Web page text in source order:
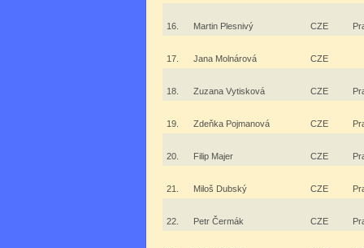
16. Martin Plesnivý CZE
17. Jana Molnárová CZE
18. Zuzana Vytisková CZE
19. Zdeňka Pojmanová CZE
20. Filip Majer CZE
21. Miloš Dubský CZE
22. Petr Čermák CZE